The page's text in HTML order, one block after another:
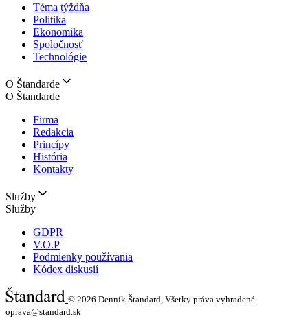
Téma týždňa
Politika
Ekonomika
Spoločnosť
Technológie
O Štandarde
O Štandarde
Firma
Redakcia
Princípy
História
Kontakty
Služby
Služby
GDPR
V.O.P
Podmienky používania
Kódex diskusií
© 2026 Denník Štandard, Všetky práva vyhradené |
oprava@standard.sk